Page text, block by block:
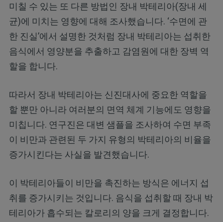
미칠 수 있는 또 다른 방법인 장내 박테리아(장내 세
균)에 미치는 영향에 대해 조사했습니다. ‘수면에 관
한 진실’에서 설명한 것처럼 장내 박테리아는 섭취한
음식에서 영양분을 추출하고 감염원에 대한 장벽 역
할을 합니다.
따라서 장내 박테리아는 신진대사에 중요한 역할을
할 뿐만 아니라 여러분의 면역 체계 기능에도 영향을
미칩니다. 연구진은 대변 샘플을 조사하여 수면 부족
이 비만과 관련된 두 가지 유형의 박테리아의 비율을
증가시킨다는 사실을 발견했습니다.
이 박테리아들이 비만을 촉진하는 방식은 에너지 섭
취를 증가시키는 것입니다. 음식을 섭취할 때 장내 박
테리아가 흡수되는 칼로리의 양을 크게 결정합니다.